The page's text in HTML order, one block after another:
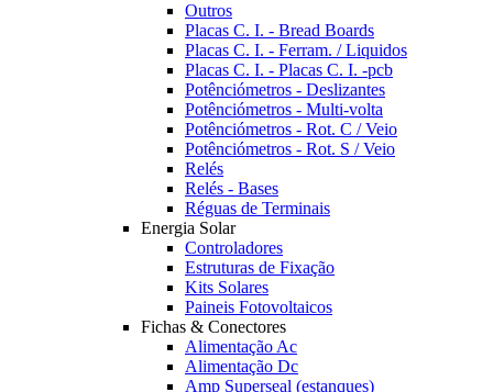
Outros
Placas C. I. - Bread Boards
Placas C. I. - Ferram. / Liquidos
Placas C. I. - Placas C. I. -pcb
Potênciómetros - Deslizantes
Potênciómetros - Multi-volta
Potênciómetros - Rot. C / Veio
Potênciómetros - Rot. S / Veio
Relés
Relés - Bases
Réguas de Terminais
Energia Solar
Controladores
Estruturas de Fixação
Kits Solares
Paineis Fotovoltaicos
Fichas & Conectores
Alimentação Ac
Alimentação Dc
Amp Superseal (estanques)